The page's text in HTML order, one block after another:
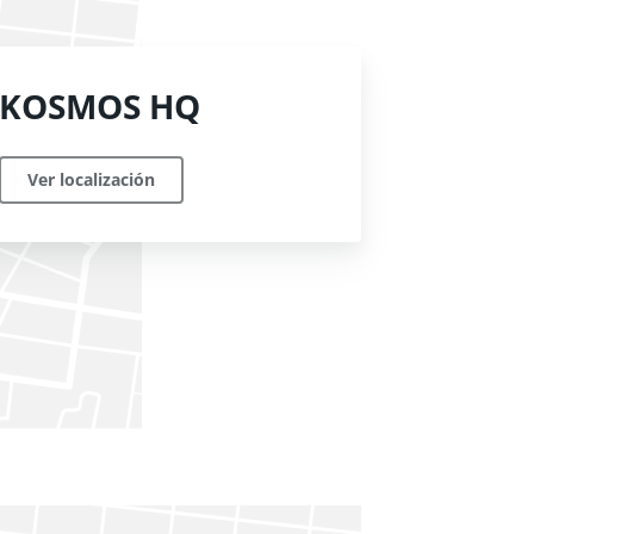
KOSMOS HQ
Ver localización